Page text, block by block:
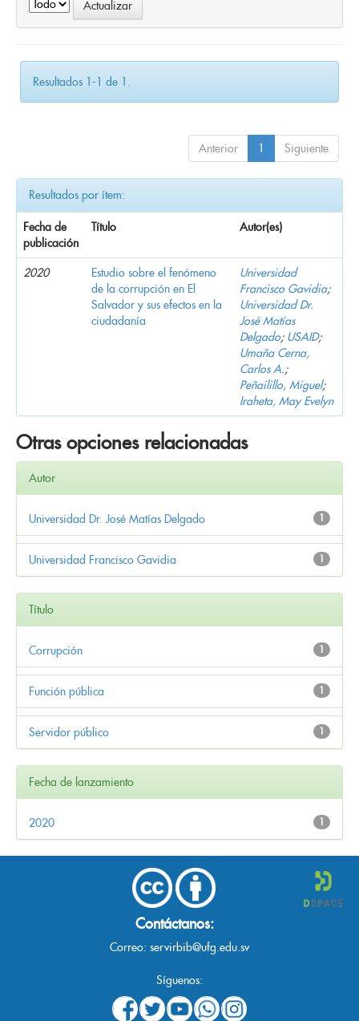
Resultados 1-1 de 1.
Anterior 1 Siguiente
Resultados por ítem:
Fecha de
publicación
Título Autor(es)
2020
Estudio sobre el fenómeno
de la corrupción en El
Salvador y sus efectos en la
ciudadanía
Universidad
Francisco Gavidia;
Universidad Dr.
José Matías
Delgado; USAID;
Umaña Cerna,
Carlos A.;
Peñailillo, Miguel;
Iraheta, May Evelyn
Otras opciones relacionadas
Autor
1
Universidad Dr. José Matías Delgado
1
Universidad Francisco Gavidia
Título
1
Corrupción
1
Función pública
1
Servidor público
Fecha de lanzamiento
1
2020
Contáctanos:
Correo: servirbib@ufg.edu.sv
Síguenos: